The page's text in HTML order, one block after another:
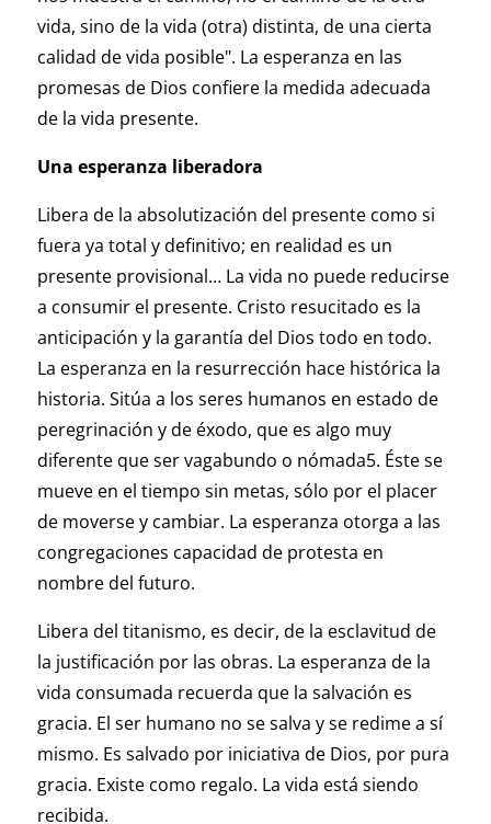
vida, sino de la vida (otra) distinta, de una cierta
calidad de vida posible". La esperanza en las
promesas de Dios confiere la medida adecuada
de la vida presente.
Una esperanza liberadora
Libera de la absolutización del presente como si
fuera ya total y definitivo; en realidad es un
presente provisional… La vida no puede reducirse
a consumir el presente. Cristo resucitado es la
anticipación y la garantía del Dios todo en todo.
La esperanza en la resurrección hace histórica la
historia. Sitúa a los seres humanos en estado de
peregrinación y de éxodo, que es algo muy
diferente que ser vagabundo o nómada5. Éste se
mueve en el tiempo sin metas, sólo por el placer
de moverse y cambiar. La esperanza otorga a las
congregaciones capacidad de protesta en
nombre del futuro.
Libera del titanismo, es decir, de la esclavitud de
la justificación por las obras. La esperanza de la
vida consumada recuerda que la salvación es
gracia. El ser humano no se salva y se redime a sí
mismo. Es salvado por iniciativa de Dios, por pura
gracia. Existe como regalo. La vida está siendo
recibida.